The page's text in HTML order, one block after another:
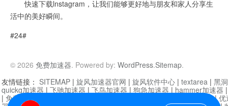
快速下载lnstagram，让我们能够更好地与朋友和家人分享生
活中的美好瞬间。
#24#
© 2026 免费加速器. Powered by: WordPress.Sitemap.
友情链接： SITEMAP | 旋风加速器官网 | 旋风软件中心 | textarea | 黑
quickq加速器 | 飞驰加速器 | 飞鸟加速器 | 狗急加速器 | hammer加速器
| 免费vqn加速外网 迷雾通|优